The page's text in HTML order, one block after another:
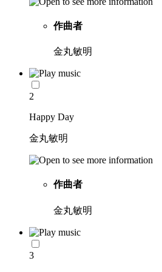
作曲者
金丸敏明
2
Happy Day
金丸敏明
作曲者
金丸敏明
3